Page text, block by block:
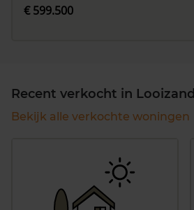
€ 599.500
Recent verkocht in Looizand
Bekijk alle verkochte woningen